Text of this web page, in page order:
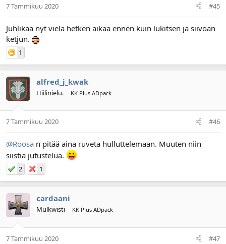
7 Tammikuu 2020 #45
Juhlikaa nyt vielä hetken aikaa ennen kuin lukitsen ja siivoan
ketjun.
1
alfred_j_kwak
Hiilinielu. KK Plus ADpack
7 Tammikuu 2020 #46
@Roosa n pitää aina ruveta hulluttelemaan. Muuten niin
siistiä jutustelua.
2 1
cardaani
Mulkwisti KK Plus ADpack
7 Tammikuu 2020 #47